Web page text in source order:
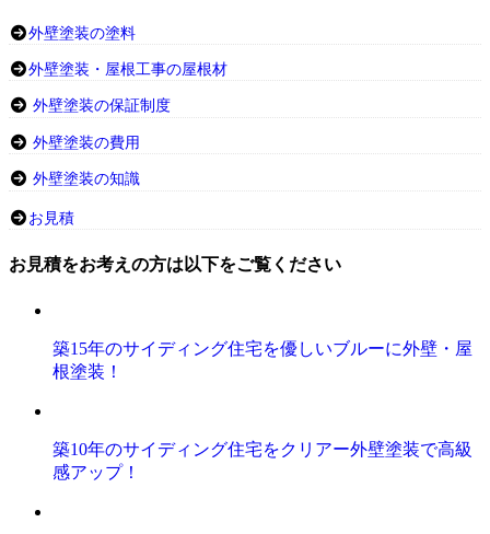
外壁塗装の塗料
外壁塗装・屋根工事の屋根材
外壁塗装の保証制度
外壁塗装の費用
外壁塗装の知識
お見積
お見積をお考えの方は以下をご覧ください
築15年のサイディング住宅を優しいブルーに外壁・屋
根塗装！
築10年のサイディング住宅をクリアー外壁塗装で高級
感アップ！